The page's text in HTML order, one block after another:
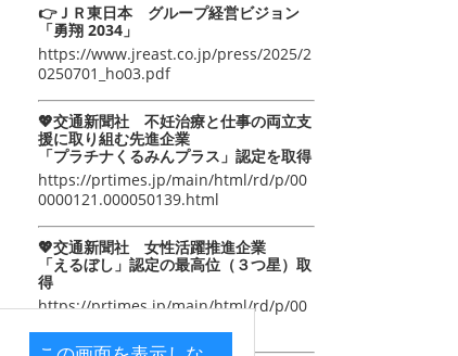
👉ＪＲ東日本 グループ経営ビジョン
「勇翔 2034」
https://www.jreast.co.jp/press/2025/2
0250701_ho03.pdf
💖交通新聞社 不妊治療と仕事の両立支
援に取り組む先進企業
「プラチナくるみんプラス」認定を取得
https://prtimes.jp/main/html/rd/p/00
0000121.000050139.html
💖交通新聞社 女性活躍推進企業
「えるぼし」認定の最高位（３つ星）取
得
https://prtimes.jp/main/html/rd/p/00